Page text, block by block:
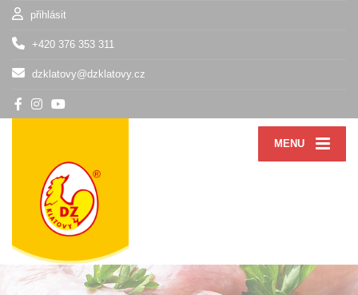
přihlásit
+420 376 353 311
dzklatovy@dzklatovy.cz
MENU